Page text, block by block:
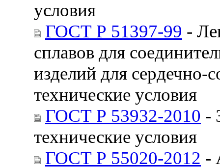
условия
ГОСТ Р 51397-99 -
сплавов для
изделий для
технические условия
ГОСТ Р 53932-2010 -
технические условия
ГОСТ Р 55020-2012 -